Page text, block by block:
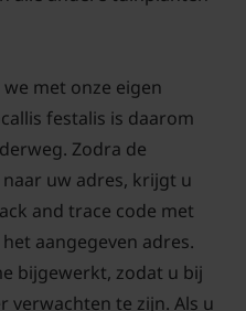
en uitgebloeide
afsterven. De voeding
opgeslagen in de
met onze eigen
festalis is daarom
Zodra de
uw adres, krijgt u
and trace code met
aangegeven adres.
bijgewerkt, zodat u bij
verwachten te zijn. Als u